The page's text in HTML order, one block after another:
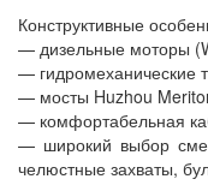
Конструктивные
— дизельные моторы
— гидромеханические
— мосты Huzhou
— комфортабельная
— широкий выбор
челюстные захваты,